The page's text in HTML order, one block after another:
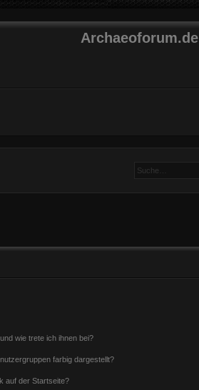
Archaeoforum.de
wie trete ich ihnen bei?
farbig dargestellt?
auf der Startseite?